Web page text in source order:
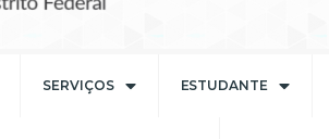
SERVIÇOS ESTUDANTE